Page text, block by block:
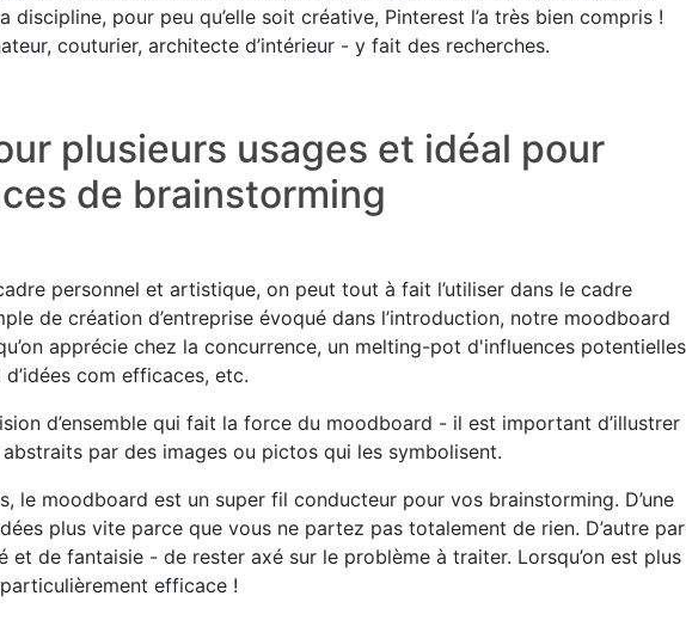
discipline, pour peu qu’elle soit créative, Pinterest l’a très bien compris !
couturier, architecte d’intérieur - y fait des recherches.
plusieurs usages et idéal pour
de brainstorming
personnel et artistique, on peut tout à fait l’utiliser dans le cadre
de création d’entreprise évoqué dans l’introduction, notre moodboard
apprécie chez la concurrence, un melting-pot d'influences potentielles
com efficaces, etc.
d’ensemble qui fait la force du moodboard - il est important d’illustrer
par des images ou pictos qui les symbolisent.
le moodboard est un super fil conducteur pour vos brainstorming. D’une
plus vite parce que vous ne partez pas totalement de rien. D’autre
de fantaisie - de rester axé sur le problème à traiter. Lorsqu’on est plus
efficace !